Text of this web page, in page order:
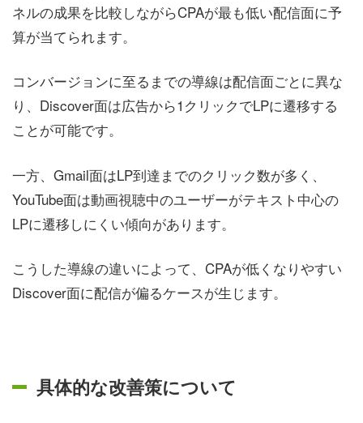
ネルの成果を比較しながらCPAが最も低い配信面に予
算が当てられます。
コンバージョンに至るまでの導線は配信面ごとに異な
り、Discover面は広告から1クリックでLPに遷移する
ことが可能です。
一方、Gmail面はLP到達までのクリック数が多く、
YouTube面は動画視聴中のユーザーがテキスト中心の
LPに遷移しにくい傾向があります。
こうした導線の違いによって、CPAが低くなりやすい
Discover面に配信が偏るケースが生じます。
具体的な改善策について